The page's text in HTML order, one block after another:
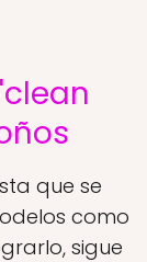
que se
como
sigue